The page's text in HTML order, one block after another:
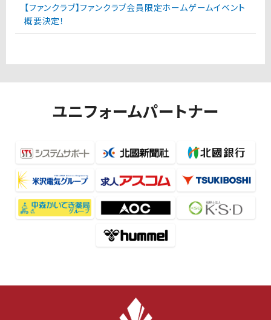
【ファンクラブ】ファンクラブ会員限定ホームゲームイベント
概要決定！
ユニフォームパートナー